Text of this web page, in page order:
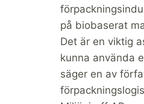
på biobaserat
Det är en viktig
kunna använda
säger en av